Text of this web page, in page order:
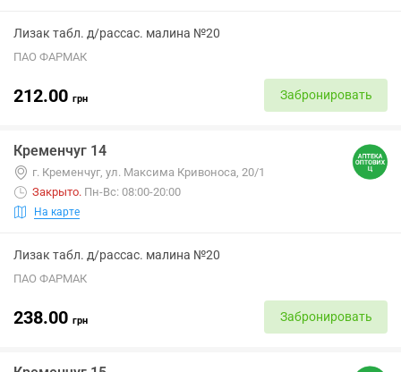
Лизак табл. д/рассас. малина №20
ПАО ФАРМАК
212.00 грн Забронировать
Кременчуг 14
г. Кременчуг, ул. Максима Кривоноса, 20/1
Закрыто. Пн-Вс: 08:00-20:00
На карте
Лизак табл. д/рассас. малина №20
ПАО ФАРМАК
238.00 грн Забронировать